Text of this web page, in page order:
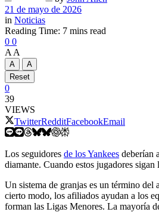
21 de mayo de 2026
in Noticias
Reading Time: 7 mins read
0 0
A A
A
A
Reset
0
39
VIEWS
TwitterRedditFacebookEmail
Los seguidores de los Yankees deberían
diamante. Cuando estos jugadores sigan
Un sistema de granjas es un término del
cierto modo, los afiliados ayudan a los
forman las Ligas Menores. La mayoría